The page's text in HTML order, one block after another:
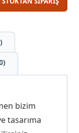
bizim
tasarıma